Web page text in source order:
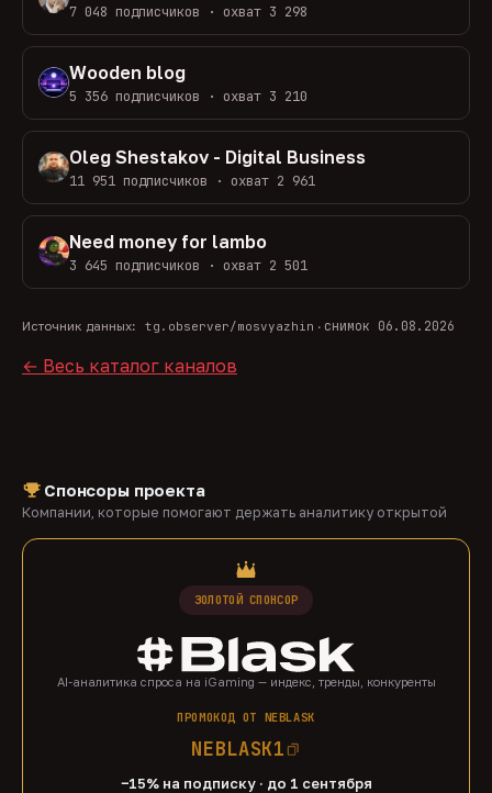
7 048 подписчиков · охват 3 298
Wooden blog
5 356 подписчиков · охват 3 210
Oleg Shestakov - Digital Business
11 951 подписчиков · охват 2 961
Need money for lambo
3 645 подписчиков · охват 2 501
Источник данных: tg.observer/mosvyazhin · снимок 06.08.2026
← Весь каталог каналов
Спонсоры проекта
Компании, которые помогают держать аналитику открытой
ЗОЛОТОЙ СПОНСОР
AI-аналитика спроса на iGaming — индекс, тренды, конкуренты
ПРОМОКОД ОТ NEBLASK
NEBLASK1
−15% на подписку · до 1 сентября